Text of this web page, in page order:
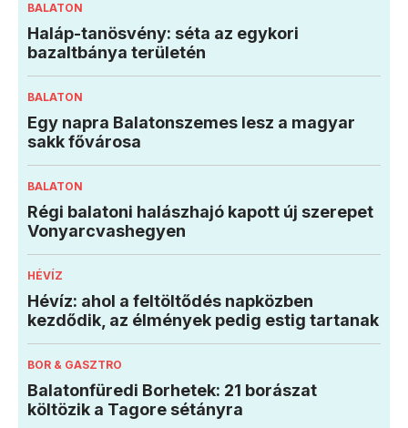
BALATON
Haláp-tanösvény: séta az egykori
bazaltbánya területén
BALATON
Egy napra Balatonszemes lesz a magyar
sakk fővárosa
BALATON
Régi balatoni halászhajó kapott új szerepet
Vonyarcvashegyen
HÉVÍZ
Hévíz: ahol a feltöltődés napközben
kezdődik, az élmények pedig estig tartanak
BOR & GASZTRO
Balatonfüredi Borhetek: 21 borászat
költözik a Tagore sétányra